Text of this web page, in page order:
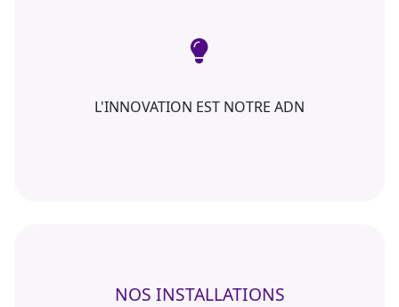
L'INNOVATION EST NOTRE ADN
NOS INSTALLATIONS